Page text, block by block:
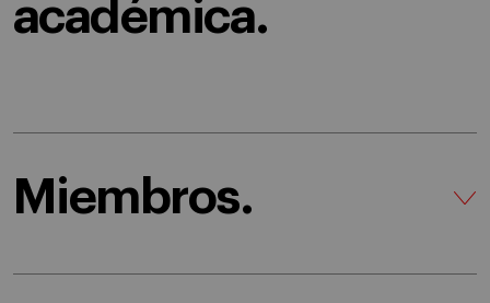
académica.
Miembros.